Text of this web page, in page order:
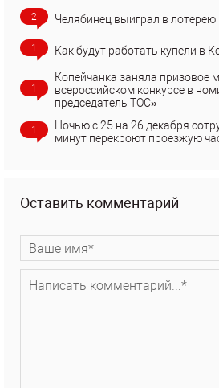
2 Челябинец выиграл в
1 Как будут работать купели в
1
Копейчанка заняла призовое
всероссийском конкурсе в
председатель ТОС»
1
Ночью с 25 на 26 декабря
минут перекроют проезжую
Оставить комментарий